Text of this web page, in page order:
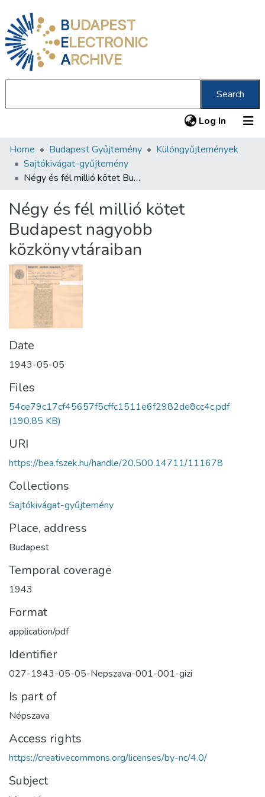
BUDAPEST
ELECTRONIC
ARCHIVE
Search
Log In (current)
Communities & Collections
All of DSpace
About us
Home Budapest Gyűjtemény
Különgyűjtemények
Sajtókivágat-gyűjtemény
Négy és fél millió kötet Budapest nagyobb közkönyvtáraiban
Négy és fél millió kötet
Budapest nagyobb
közkönyvtáraiban
Date
1943-05-05
Files
54ce79c17cf45657f5cffc1511e6f2982de8cc4c.pdf
(190.85 KB)
URI
https://bea.fszek.hu/handle/20.500.14711/111678
Collections
Sajtókivágat-gyűjtemény
Place, address
Budapest
Temporal coverage
1943
Format
application/pdf
Identifier
027-1943-05-05-Nepszava-001-001-gizi
Is part of
Népszava
Access rights
https://creativecommons.org/licenses/by-nc/4.0/
Subject